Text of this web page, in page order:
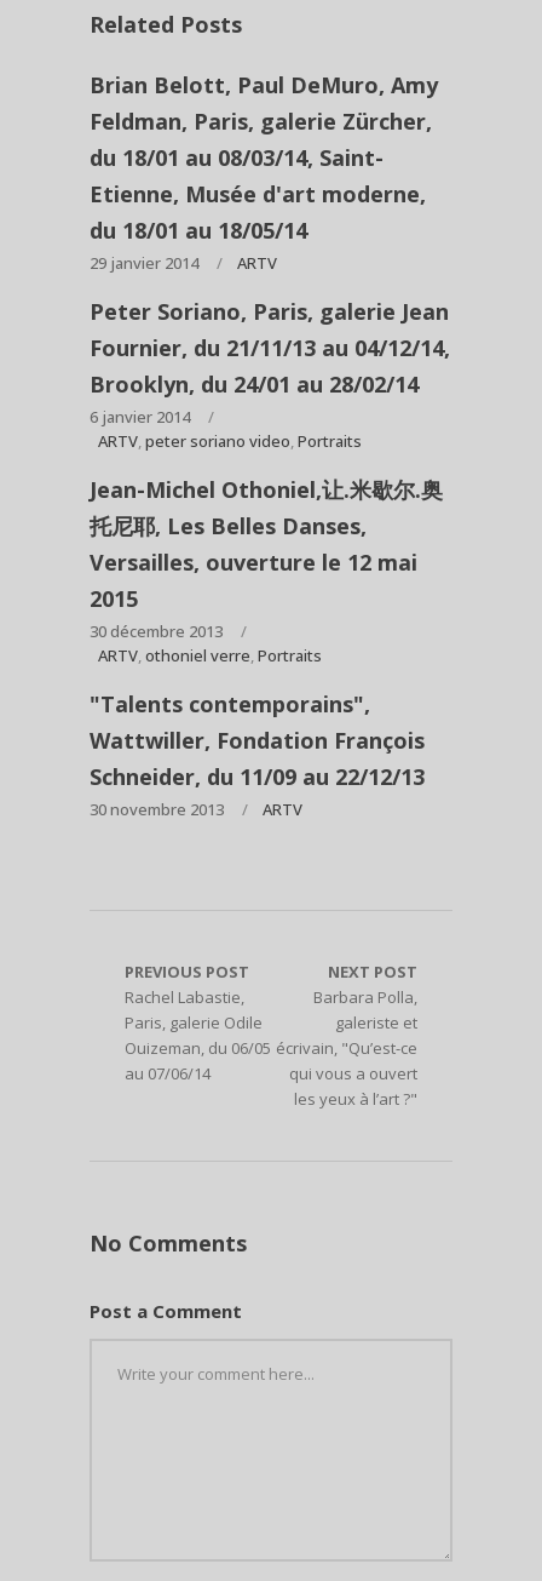
Related Posts
Brian Belott, Paul DeMuro, Amy
Feldman, Paris, galerie Zürcher,
du 18/01 au 08/03/14, Saint-
Etienne, Musée d'art moderne,
du 18/01 au 18/05/14
29 janvier 2014 ARTV
Peter Soriano, Paris, galerie Jean
Fournier, du 21/11/13 au 04/12/14,
Brooklyn, du 24/01 au 28/02/14
6 janvier 2014
ARTV,peter soriano video,Portraits
Jean-Michel Othoniel,让.米歇尔.奥
托尼耶, Les Belles Danses,
Versailles, ouverture le 12 mai
2015
30 décembre 2013
ARTV,othoniel verre,Portraits
"Talents contemporains",
Wattwiller, Fondation François
Schneider, du 11/09 au 22/12/13
30 novembre 2013 ARTV
PREVIOUS POST
Rachel Labastie,
Paris, galerie Odile
Ouizeman, du 06/05
au 07/06/14
NEXT POST
Barbara Polla,
galeriste et
écrivain, "Qu’est-ce
qui vous a ouvert
les yeux à l’art ?"
No Comments
Post a Comment